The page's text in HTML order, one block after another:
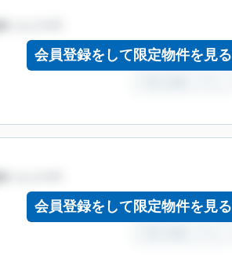
会員登録をして限定物件を見る
会員登録をして限定物件を見る